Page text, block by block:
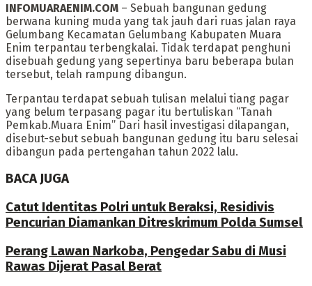
INFOMUARAENIM.COM – Sebuah bangunan gedung
berwana kuning muda yang tak jauh dari ruas jalan raya
Gelumbang Kecamatan Gelumbang Kabupaten Muara
Enim terpantau terbengkalai. Tidak terdapat penghuni
disebuah gedung yang sepertinya baru beberapa bulan
tersebut, telah rampung dibangun.
Terpantau terdapat sebuah tulisan melalui tiang pagar
yang belum terpasang pagar itu bertuliskan “Tanah
Pemkab.Muara Enim” Dari hasil investigasi dilapangan,
disebut-sebut sebuah bangunan gedung itu baru selesai
dibangun pada pertengahan tahun 2022 lalu.
BACA JUGA
Catut Identitas Polri untuk Beraksi, Residivis
Pencurian Diamankan Ditreskrimum Polda Sumsel
Perang Lawan Narkoba, Pengedar Sabu di Musi
Rawas Dijerat Pasal Berat